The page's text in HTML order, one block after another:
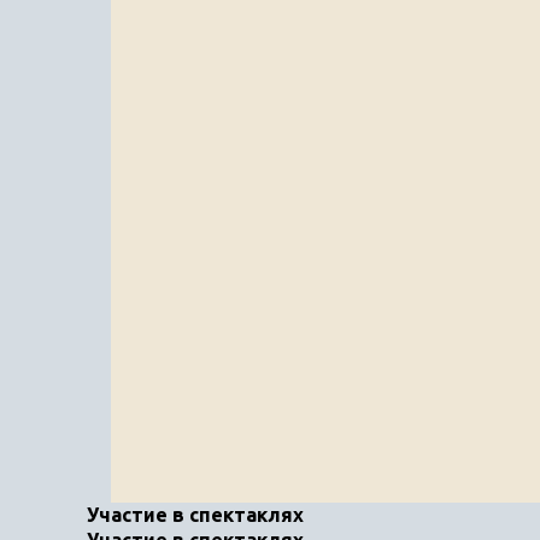
Участие в спектаклях